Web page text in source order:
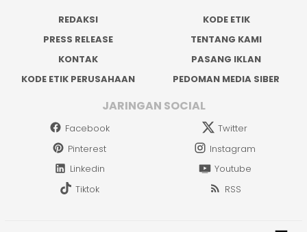
REDAKSI
KODE ETIK
PRESS RELEASE
TENTANG KAMI
KONTAK
PASANG IKLAN
KODE ETIK PERUSAHAAN
PEDOMAN MEDIA SIBER
JARINGAN SOCIAL
Facebook
Twitter
Pinterest
Instagram
Linkedin
Youtube
Tiktok
RSS